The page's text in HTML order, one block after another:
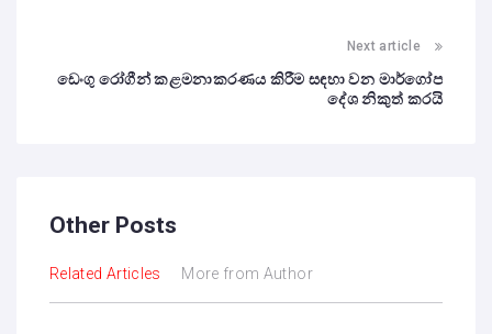
Next article
ඩෙංගු රෝගීන් කළමනාකරණය කිරීම සඳහා වන මාර්ගෝප
දේශ නිකුත් කරයි
Other Posts
Related Articles More from Author